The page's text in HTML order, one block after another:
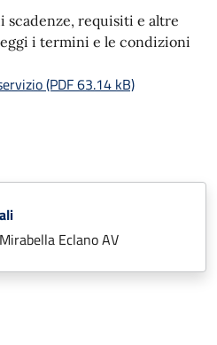
scadenze, requisiti e altre
i termini e le condizioni
(PDF 63.14 kB)
Eclano AV